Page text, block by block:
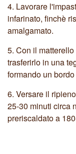
4. Lavorare
infarinato, finchè
amalgamato.
5. Con il
trasferirlo in una
formando un
6. Versare il
25-30 minuti circa
preriscaldato a